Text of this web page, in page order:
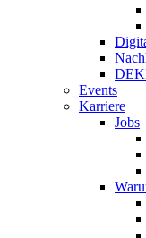
Events
Karriere
Jobs